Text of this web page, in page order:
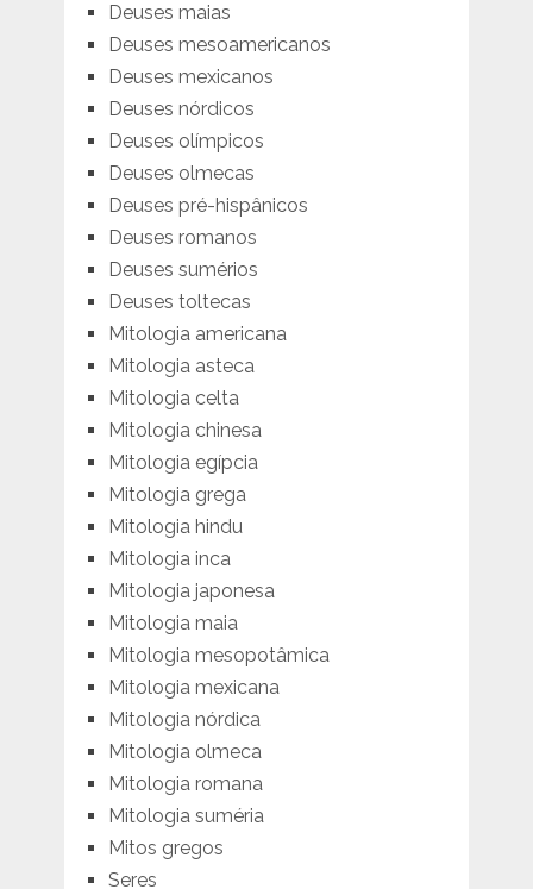
Deuses maias
Deuses mesoamericanos
Deuses mexicanos
Deuses nórdicos
Deuses olímpicos
Deuses olmecas
Deuses pré-hispânicos
Deuses romanos
Deuses sumérios
Deuses toltecas
Mitologia americana
Mitologia asteca
Mitologia celta
Mitologia chinesa
Mitologia egípcia
Mitologia grega
Mitologia hindu
Mitologia inca
Mitologia japonesa
Mitologia maia
Mitologia mesopotâmica
Mitologia mexicana
Mitologia nórdica
Mitologia olmeca
Mitologia romana
Mitologia suméria
Mitos gregos
Seres